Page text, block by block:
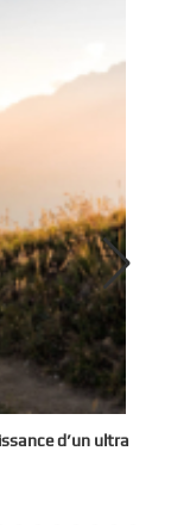
d’un ultra